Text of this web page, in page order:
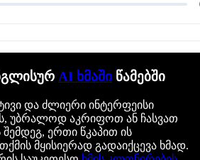
AI ხმაში წამებში
და ძლიერი ინტერფეისი
უბრალოდ აკრიფოთ ან ჩასვათ
ერთი წკაპით ის
მყისიერად გადაიქცევა ხმად.